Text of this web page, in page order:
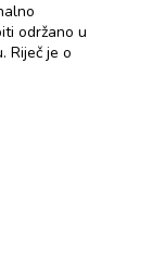
održano u
Riječ je o